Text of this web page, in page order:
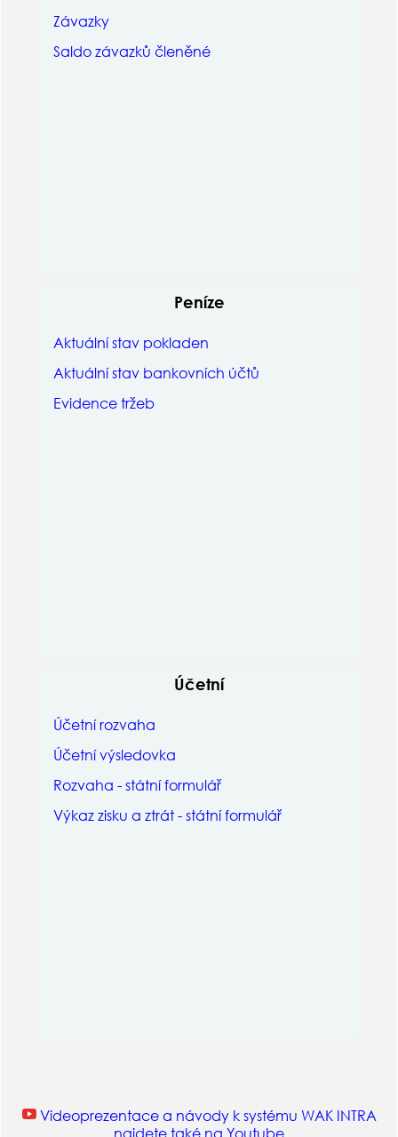
Závazky
Saldo závazků členěné
Peníze
Aktuální stav pokladen
Aktuální stav bankovních účtů
Evidence tržeb
Účetní
Účetní rozvaha
Účetní výsledovka
Rozvaha - státní formulář
Výkaz zisku a ztrát - státní formulář
Videoprezentace a návody k systému WAK INTRA
najdete také na Youtube